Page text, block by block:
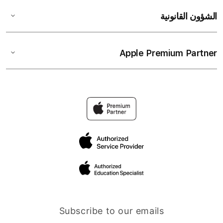
الشؤون القانونية
Apple Premium Partner
Subscribe to our emails